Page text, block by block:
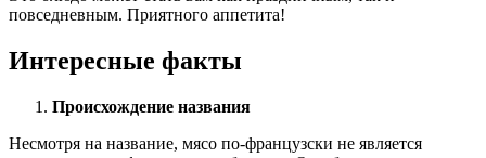
повседневным. Приятного аппетита!
Интересные факты
Происхождение названия
Несмотря на название, мясо по-французски не является